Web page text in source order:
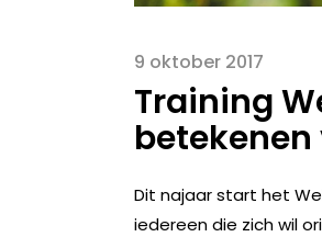
9 oktober 2017
Training
Dit najaar start het
iedereen die zich wil